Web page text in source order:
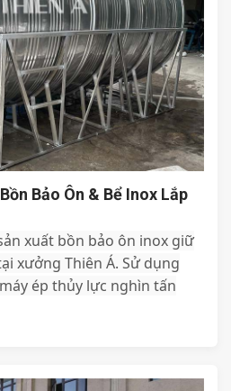
Bảo Ôn & Bể Inox Lắp
xuất bồn bảo ôn inox giữ
xưởng Thiên Á. Sử dụng
ép thủy lực nghìn tấn